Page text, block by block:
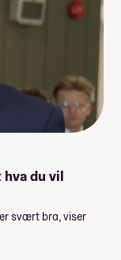
928,-
du vil
svært bra, viser